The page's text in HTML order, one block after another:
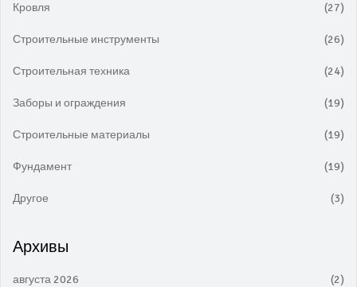
Кровля (27)
Строительные инструменты (26)
Строительная техника (24)
Заборы и ограждения (19)
Строительные материалы (19)
Фундамент (19)
Другое (3)
Архивы
августа 2026 (2)